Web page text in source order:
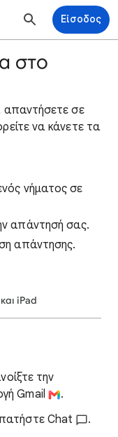
Είσοδος
στο
απαντήσετε σε
να κάνετε τα
νήματος σε
απάντησή σας.
απάντησης.
iPad
την
Gmail
.
Chat
.